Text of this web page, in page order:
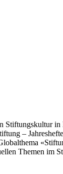
–
Themen im